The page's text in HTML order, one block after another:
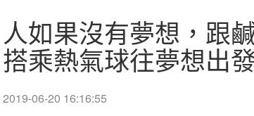
人如果沒有夢想，跟
搭乘熱氣球往夢想出
2019-06-20 16:16:55